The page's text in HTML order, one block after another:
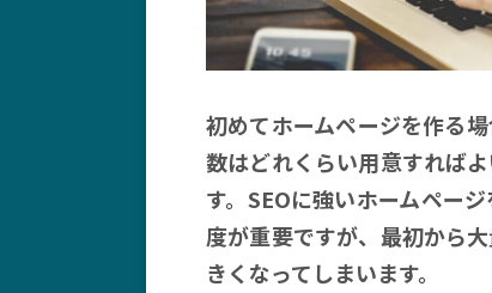
初めてホームページを作る
数はどれくらい用意すれば
す。SEOに強いホームペー
度が重要ですが、最初から
きくなってしまいます。